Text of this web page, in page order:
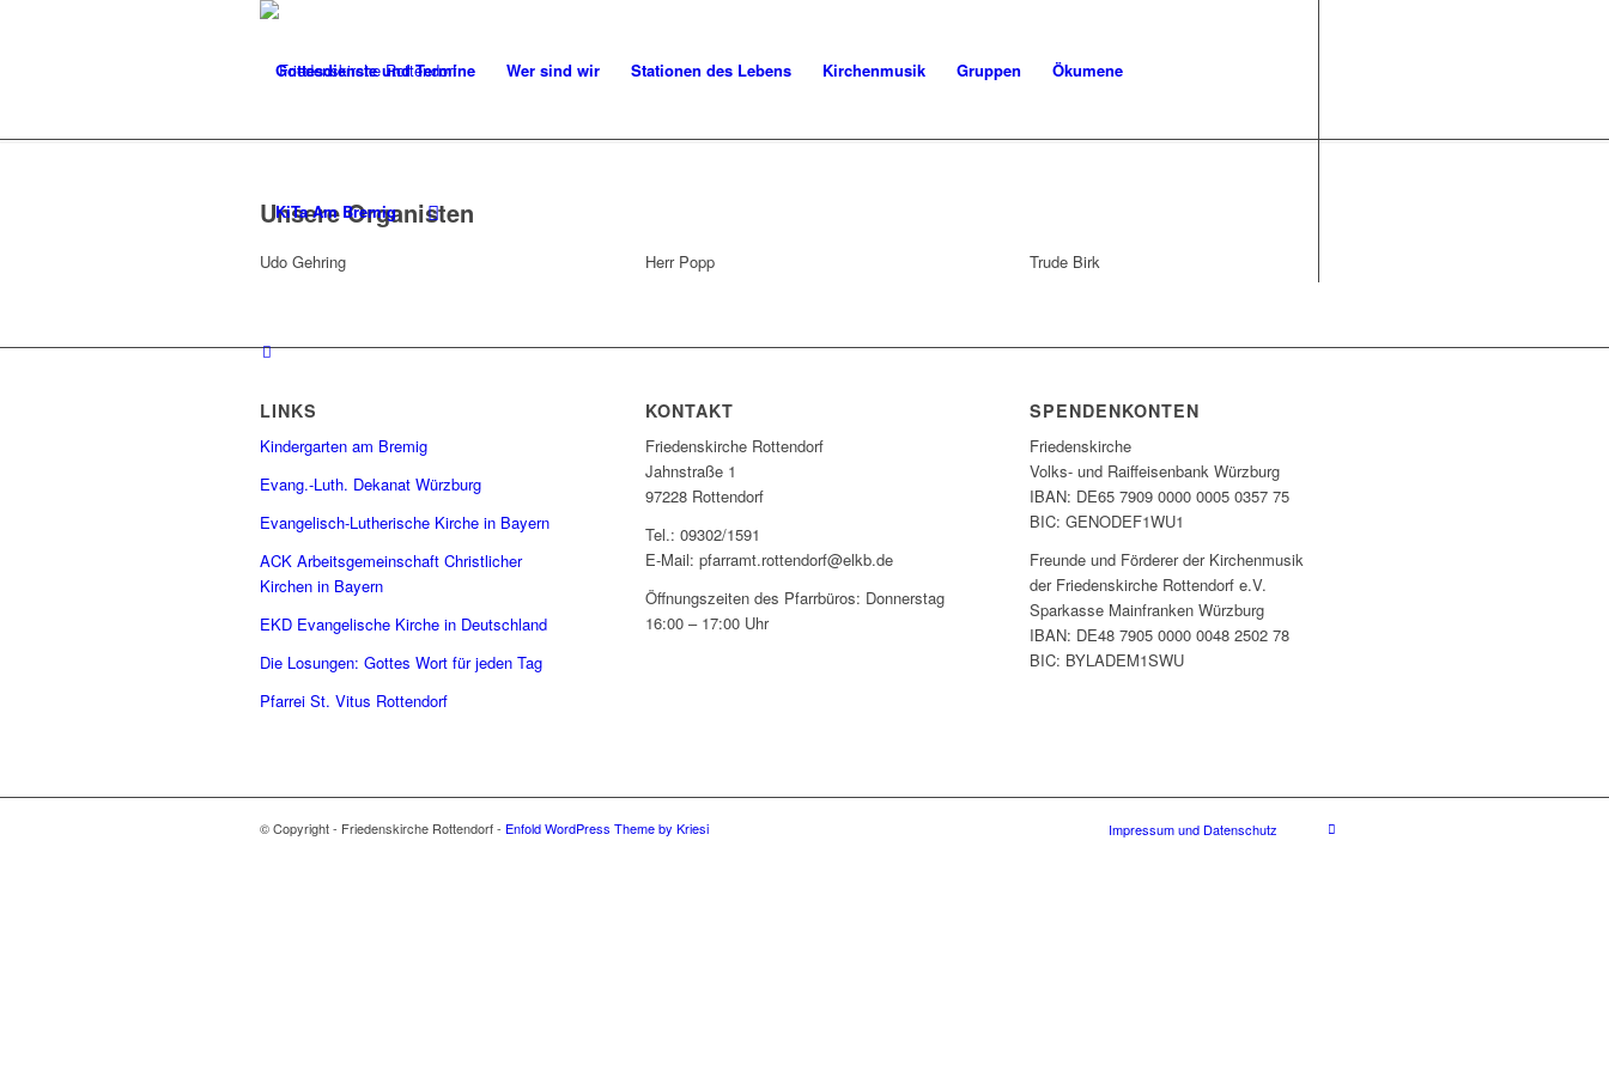
Gottesdienste und Termine Wer sind wir Stationen des Lebens Kirchenmusik Gruppen Ökumene
KiTa Am Bremig
Unsere Organisten
Udo Gehring Herr Popp Trude Birk
LINKS
Kindergarten am Bremig
Evang.-Luth. Dekanat Würzburg
Evangelisch-Lutherische Kirche in Bayern
ACK Arbeitsgemeinschaft Christlicher
Kirchen in Bayern
EKD Evangelische Kirche in Deutschland
Die Losungen: Gottes Wort für jeden Tag
Pfarrei St. Vitus Rottendorf
KONTAKT
Friedenskirche Rottendorf
Jahnstraße 1
97228 Rottendorf
Tel.: 09302/1591
E-Mail: pfarramt.rottendorf@elkb.de
Öffnungszeiten des Pfarrbüros: Donnerstag
16:00 – 17:00 Uhr
SPENDENKONTEN
Friedenskirche
Volks- und Raiffeisenbank Würzburg
IBAN: DE65 7909 0000 0005 0357 75
BIC: GENODEF1WU1
Freunde und Förderer der Kirchenmusik
der Friedenskirche Rottendorf e.V.
Sparkasse Mainfranken Würzburg
IBAN: DE48 7905 0000 0048 2502 78
BIC: BYLADEM1SWU
© Copyright - Friedenskirche Rottendorf - Enfold WordPress Theme by Kriesi Impressum und Datenschutz